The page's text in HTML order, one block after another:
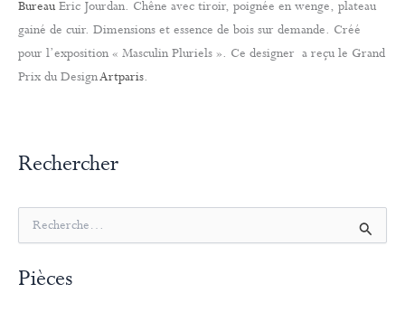
BureauEric Jourdan. Chêne avec tiroir, poignée en wenge, plateau
gainé de cuir. Dimensions et essence de bois sur demande. Créé
pour l’exposition « Masculin Pluriels ». Ce designer a reçu le Grand
Prix du DesignArtparis.
Rechercher
e
hPièces